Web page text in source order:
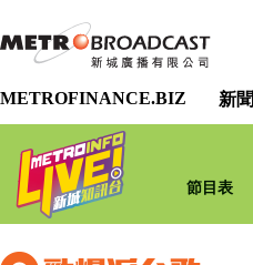
METROFINANCE.BIZ 新聞
節目表